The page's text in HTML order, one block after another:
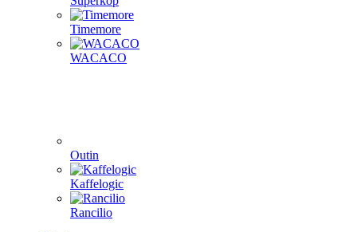
Timemore
WACACO
Outin
Kaffelogic
Rancilio